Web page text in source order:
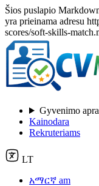
Šios puslapio
yra prieinama adresu
scores/soft-skills-
Gyvenimo
Kainodara
Rekruteriams
LT
አማርኛ am